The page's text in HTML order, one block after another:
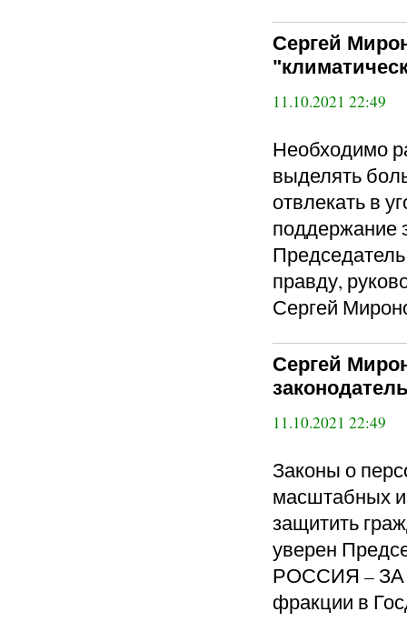
Сергей
11.10.2021 22:49
Необходимо
выделять
отвлекать в
поддержание
правду,
Сергей
Сергей
11.10.2021 22:49
Законы о
масштабных
защитить
уверен
РОССИЯ – ЗА
фракции в